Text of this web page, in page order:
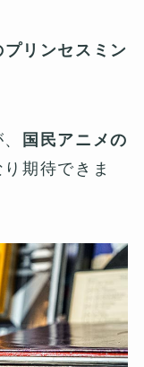
プリンセスミン
国民アニメの
期待できま